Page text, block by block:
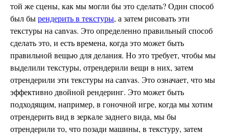
той же сцены, как мы могли бы это сделать? Один способ
был бырендерить в текстуры, а затем рисовать эти
текстуры на canvas. Это определенно правильный способ
сделать это, и есть времена, когда это может быть
правильной вещью для делания. Но это требует, чтобы мы
выделили текстуры, отрендерили вещи в них, затем
отрендерили эти текстуры на canvas. Это означает, что мы
эффективно двойной рендеринг. Это может быть
подходящим, например, в гоночной игре, когда мы хотим
отрендерить вид в зеркале заднего вида, мы бы
отрендерили то, что позади машины, в текстуру, затем